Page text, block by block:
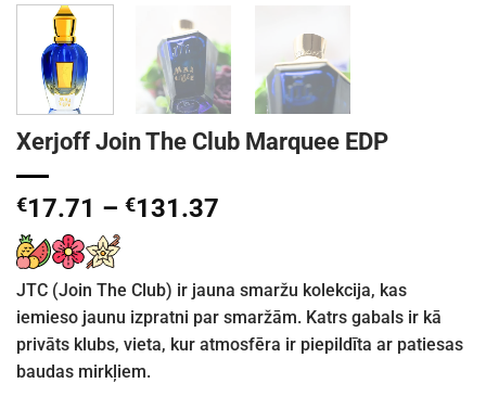
Xerjoff Join The Club Marquee EDP
€17.71 – €131.37
through
€131.37
JTC (Join The Club) ir jauna smaržu kolekcija, kas
iemieso jaunu izpratni par smaržām. Katrs gabals ir kā
privāts klubs, vieta, kur atmosfēra ir piepildīta ar patiesas
baudas mirkļiem.